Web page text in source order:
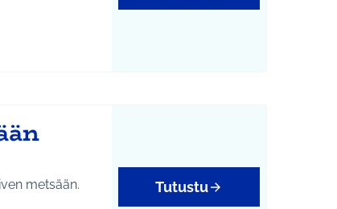
metsään.
Tutustu